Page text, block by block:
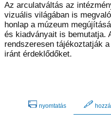
Az arculatváltás az
vizuális világában is
honlap a múzeum
és kiadványait is bemutatja.
rendszeresen tájékoztatják
iránt érdeklődőket.
nyomtatás